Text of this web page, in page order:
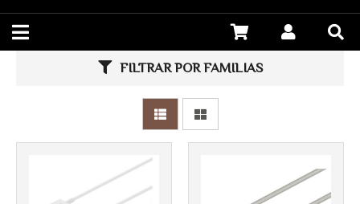
FILTRAR POR FAMILIAS